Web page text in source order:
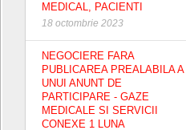
MEDICAL, PACIENTI
18 octombrie 2023
NEGOCIERE FARA
PUBLICAREA PREALABILA A
UNUI ANUNT DE
PARTICIPARE - GAZE
MEDICALE SI SERVICII
CONEXE 1 LUNA